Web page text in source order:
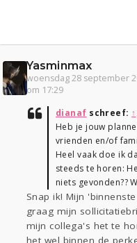
Yasminmax
woensdag 28 september
om 17:29
dianaf schreef: ↑
Heb je jouw
vrienden en/of
Heel vaak doe ik
steeds te horen:
niets gevonden??
Snap ik! Mijn
graag mijn
mijn collega's het te
het wel binnen de